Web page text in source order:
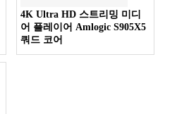
4K Ultra HD 스트리밍 미디
어 플레이어 Amlogic S905X5
쿼드 코어